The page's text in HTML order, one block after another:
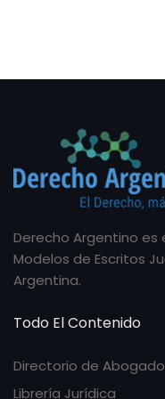
Derecho Argentino es
Modelos de Escritos
Argentina.
Todo El Contenido
Directorio de
Librería Jurídica